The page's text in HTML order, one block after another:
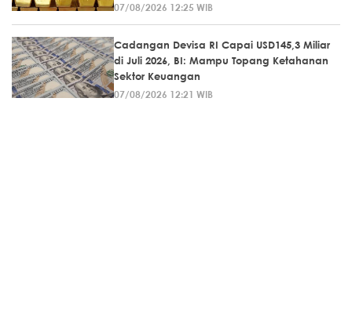
07/08/2026 12:25 WIB
Cadangan Devisa RI Capai USD145,3 Miliar
di Juli 2026, BI: Mampu Topang Ketahanan
Sektor Keuangan
07/08/2026 12:21 WIB